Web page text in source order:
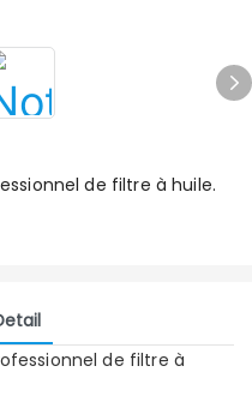
de filtre à huile.
de filtre à